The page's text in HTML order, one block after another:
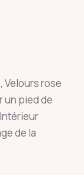
Velours rose
un pied de
de la